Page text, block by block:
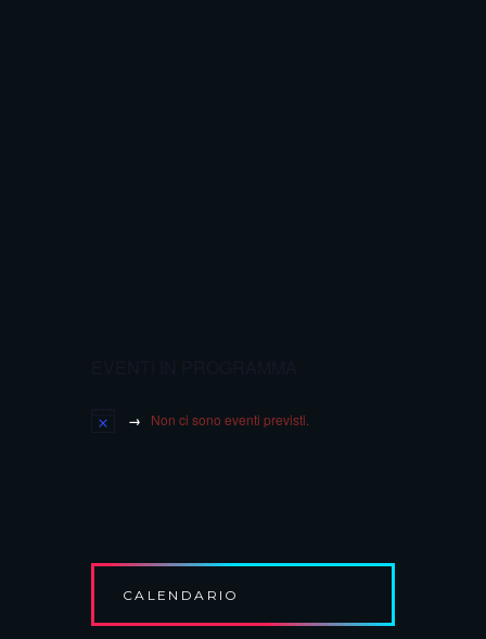
Non ci sono eventi previsti.
CALENDARIO